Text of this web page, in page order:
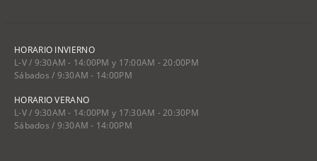
HORARIO INVIERNO
L-V / 9:30AM - 14:00PM y 17:00AM - 20:00PM
Sábados / 9:30AM - 14:00PM
HORARIO VERANO
L-V / 9:30AM - 14:00PM y 17:30AM - 20:30PM
Sábados / 9:30AM - 14:00PM